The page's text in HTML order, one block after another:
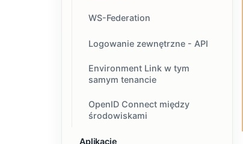
WS-Federation
Logowanie zewnętrzne - API
Environment Link w tym
samym tenancie
OpenID Connect między
środowiskami
Aplikacje